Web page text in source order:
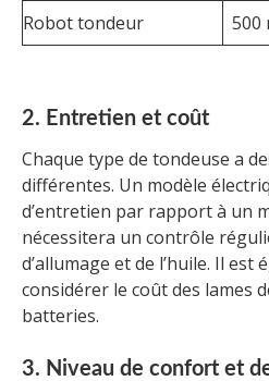
Robot tondeur 500
2. Entretien et coût
Chaque type de tondeuse a
différentes. Un modèle
d’entretien par rapport à un
nécessitera un contrôle
d’allumage et de l’huile. Il
considérer le coût des lames
batteries.
3. Niveau de confort et